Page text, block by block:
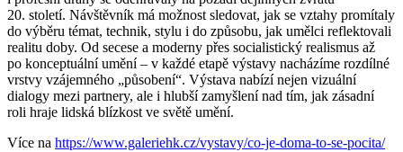
20. století. Návštěvník má možnost sledovat, jak se vztahy promítaly
do výběru témat, technik, stylu i do způsobu, jak umělci reflektovali
realitu doby. Od secese a moderny přes socialistický realismus až
po konceptuální umění – v každé etapě výstavy nacházíme rozdílné
vrstvy vzájemného „působení“. Výstava nabízí nejen vizuální
dialogy mezi partnery, ale i hlubší zamyšlení nad tím, jak zásadní
roli hraje lidská blízkost ve světě umění.
Více na https://www.galeriehk.cz/vystavy/co-je-doma-to-se-pocita/